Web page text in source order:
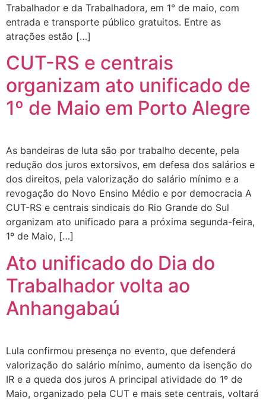
Trabalhador e da Trabalhadora, em 1° de maio, com
entrada e transporte público gratuitos. Entre as
atrações estão […]
CUT-RS e centrais
organizam ato unificado de
1º de Maio em Porto Alegre
As bandeiras de luta são por trabalho decente, pela
redução dos juros extorsivos, em defesa dos salários e
dos direitos, pela valorização do salário mínimo e a
revogação do Novo Ensino Médio e por democracia A
CUT-RS e centrais sindicais do Rio Grande do Sul
organizam ato unificado para a próxima segunda-feira,
1º de Maio, […]
Ato unificado do Dia do
Trabalhador volta ao
Anhangabaú
Lula confirmou presença no evento, que defenderá
valorização do salário mínimo, aumento da isenção do
IR e a queda dos juros A principal atividade do 1º de
Maio, organizado pela CUT e mais sete centrais, voltará